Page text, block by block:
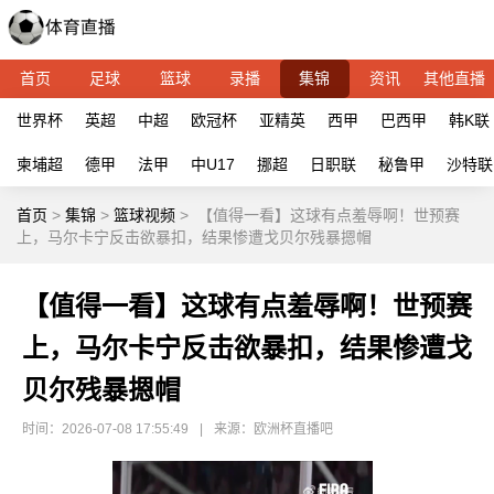
首页 足球 篮球 录播 集锦 资讯 其他直播
世界杯 英超 中超 欧冠杯 亚精英 西甲 巴西甲 韩K联
柬埔超 德甲 法甲 中U17 挪超 日职联 秘鲁甲 沙特联
首页 > 集锦 > 篮球视频 >
【值得一看】这球有点羞辱啊！世预赛
上，马尔卡宁反击欲暴扣，结果惨遭戈贝尔残暴摁帽
【值得一看】这球有点羞辱啊！世预赛
上，马尔卡宁反击欲暴扣，结果惨遭戈
贝尔残暴摁帽
时间：2026-07-08 17:55:49 来源：欧洲杯直播吧